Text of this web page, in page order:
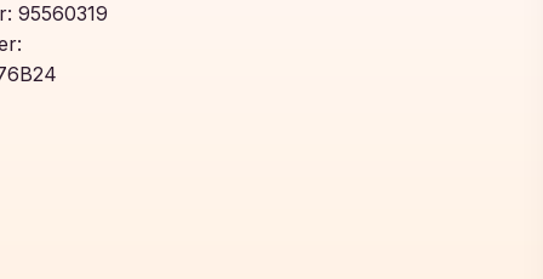
95560319